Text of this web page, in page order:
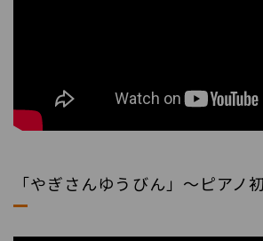
「やぎさんゆうびん」～ピアノ